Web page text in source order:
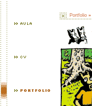
Portfolio »